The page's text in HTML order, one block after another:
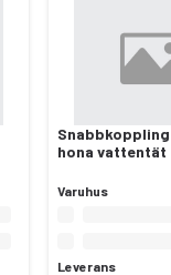
hona vattentät
Varuhus
Leverans